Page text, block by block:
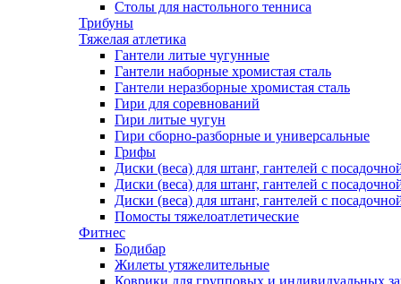
Столы для настольного тенниса
Трибуны
Тяжелая атлетика
Гантели литые чугунные
Гантели наборные хромистая сталь
Гантели неразборные хромистая сталь
Гири для соревнований
Гири литые чугун
Гири сборно-разборные и универсальные
Грифы
Диски (веса) для штанг, гантелей с
Диски (веса) для штанг, гантелей с
Диски (веса) для штанг, гантелей с
Помосты тяжелоатлетические
Фитнес
Бодибар
Жилеты утяжелительные
Коврики для групповых и индивидуальных